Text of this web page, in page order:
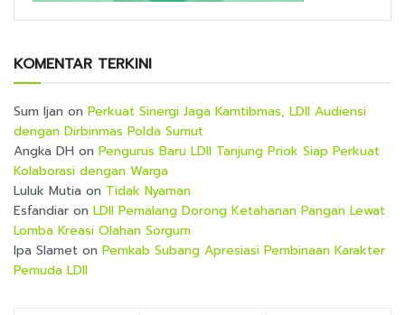
KOMENTAR TERKINI
Sum Ijan on Perkuat Sinergi Jaga Kamtibmas, LDII Audiensi
dengan Dirbinmas Polda Sumut
Angka DH on Pengurus Baru LDII Tanjung Priok Siap Perkuat
Kolaborasi dengan Warga
Luluk Mutia on Tidak Nyaman
Esfandiar on LDII Pemalang Dorong Ketahanan Pangan Lewat
Lomba Kreasi Olahan Sorgum
Ipa Slamet on Pemkab Subang Apresiasi Pembinaan Karakter
Pemuda LDII